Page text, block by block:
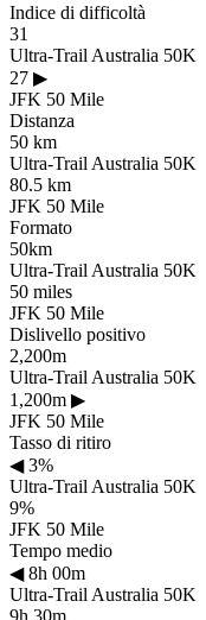
Indice di difficoltà
31
Ultra-Trail Australia 50K
27 ▶
JFK 50 Mile
Distanza
50 km
Ultra-Trail Australia 50K
80.5 km
JFK 50 Mile
Formato
50km
Ultra-Trail Australia 50K
50 miles
JFK 50 Mile
Dislivello positivo
2,200m
Ultra-Trail Australia 50K
1,200m ▶
JFK 50 Mile
Tasso di ritiro
◀3%
Ultra-Trail Australia 50K
9%
JFK 50 Mile
Tempo medio
◀8h 00m
Ultra-Trail Australia 50K
9h 30m